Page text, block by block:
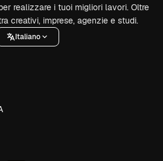
realizzare i tuoi migliori lavori. Oltre
creativi, imprese, agenzie e studi.
Italiano